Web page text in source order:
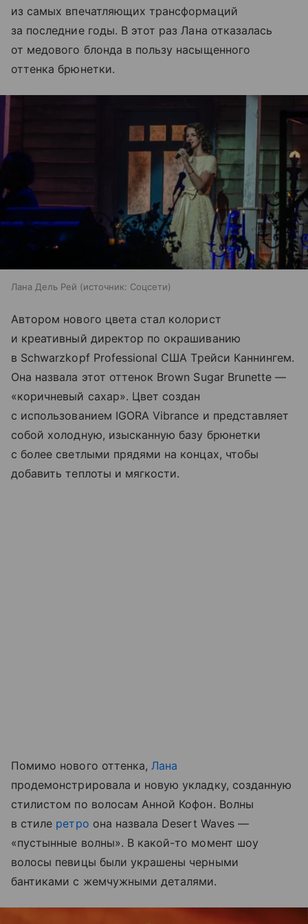
из самых впечатляющих трансформаций
за последние годы. В этот раз Лана отказалась
от медового блонда в пользу насыщенного
оттенка брюнетки.
Лана Дель Рей источник: Соцсети
Автором нового цвета стал колорист
и креативный директор по окрашиванию
в Schwarzkopf Professional США Трейси Каннингем.
Она назвала этот оттенок Brown Sugar Brunette —
«коричневый сахар». Цвет создан
с использованием IGORA Vibrance и представляет
собой холодную, изысканную базу брюнетки
с более светлыми прядями на концах, чтобы
добавить теплоты и мягкости.
Помимо нового оттенка,Лана
продемонстрировала и новую укладку, созданную
стилистом по волосам Анной Кофон. Волны
в стиле ретро она назвала Desert Waves —
«пустынные волны». В какой-то момент шоу
волосы певицы были украшены черными
бантиками с жемчужными деталями.